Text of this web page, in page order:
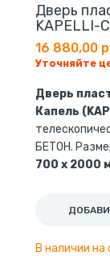
Дверь
KAPELLI-
16 880,00
Уточняйте
Дверь
Капель
БЕТОН.
700 x 2000
В наличии на